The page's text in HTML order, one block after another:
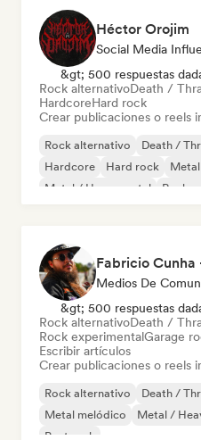
Héctor Orojim
Social Media
&gt; 500 respuestas
Rock alternativoDeath /
HardcoreHard rock
Crear publicaciones o reels
Rock alternativo Death /
Hardcore
Hard rock
Metal / Heavy metal
Rock
Fabricio Cunha
Medios De
&gt; 500 respuestas
Rock alternativoDeath /
Rock experimentalGarage
Escribir artículos
Crear publicaciones o reels
Rock alternativo Death /
Metal melódico
Metal /
Post rock